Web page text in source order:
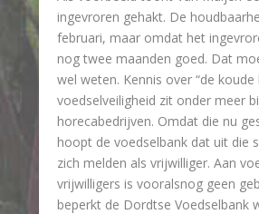
ingevroren gehakt. De
februari, maar omdat het
nog twee maanden goed. Dat
wel weten. Kennis over “de koude
voedselveiligheid zit onder meer
horecabedrijven. Omdat die nu
hoopt de voedselbank dat uit die
zich melden als vrijwilliger. Aan
vrijwilligers is vooralsnog geen
beperkt de Dordtse Voedselbank